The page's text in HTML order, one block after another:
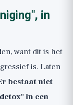
in
want dit is het
is. Laten
bestaat niet
in een